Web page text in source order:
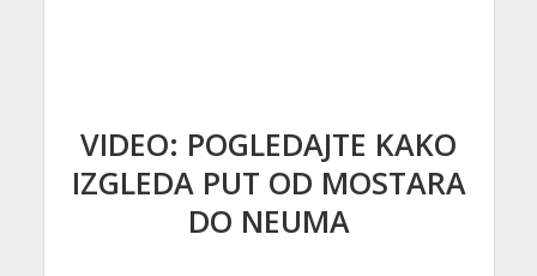
VIDEO: POGLEDAJTE KAKO
IZGLEDA PUT OD MOSTARA
DO NEUMA